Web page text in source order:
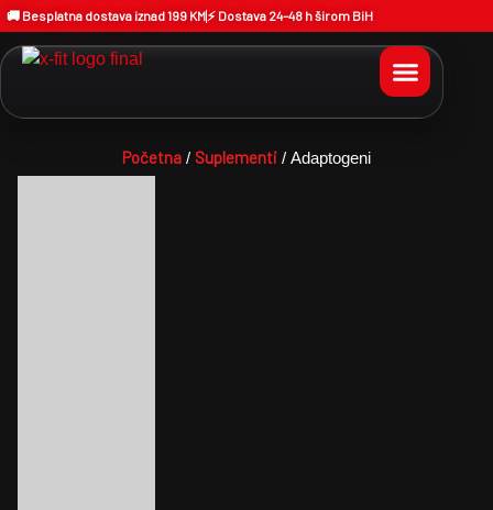
🚚 Besplatna dostava iznad 199 KM⚡ Dostava 24–48 h širom BiH
Početna / Suplementi / Adaptogeni